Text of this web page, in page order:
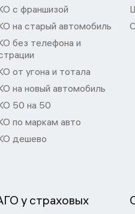
с франшизой
на старый автомобиль
без телефона и
от угона и тотала
на новый автомобиль
50 на 50
по маркам авто
дешево
у страховых